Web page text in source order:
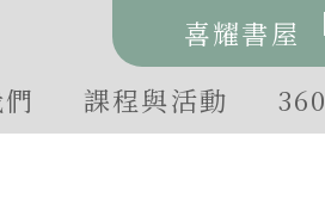
喜耀書屋
課程與活動 360